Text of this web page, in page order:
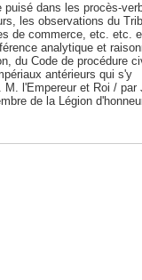
puisé dans les procès-
les observations du
de commerce, etc. etc.
analytique et
du Code de procédure
antérieurs qui s'y
l'Empereur et Roi / par
de la Légion